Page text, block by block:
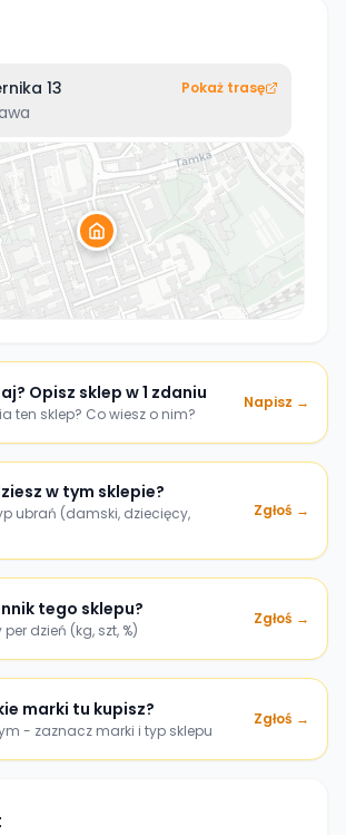
13
Pokaż trasę
Opisz sklep w 1 zdaniu
ten sklep? Co wiesz o nim?
Napisz →
w tym sklepie?
ubrań (damski, dziecięcy,
Zgłoś →
tego sklepu?
per dzień (kg, szt, %)
Zgłoś →
marki tu kupisz?
- zaznacz marki i typ sklepu
Zgłoś →